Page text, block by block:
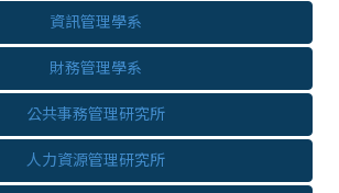
資訊管理學系
財務管理學系
公共事務管理研究所
人力資源管理研究所